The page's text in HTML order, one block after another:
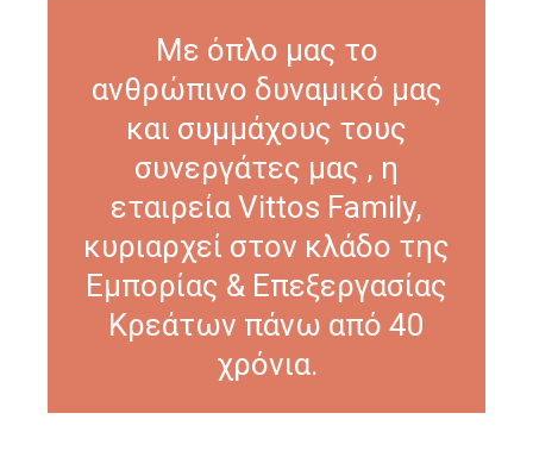
Με όπλο μας το
ανθρώπινο δυναμικό μας
και συμμάχους τους
συνεργάτες μας , η
εταιρεία Vittos Family,
κυριαρχεί στον κλάδο της
Εμπορίας & Επεξεργασίας
Κρεάτων πάνω από 40
χρόνια.